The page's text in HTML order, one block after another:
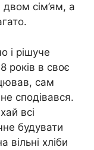
сім’ям, а
і рішуче
років в своє
сам
сподівався.
всі
будувати
вільні хліби